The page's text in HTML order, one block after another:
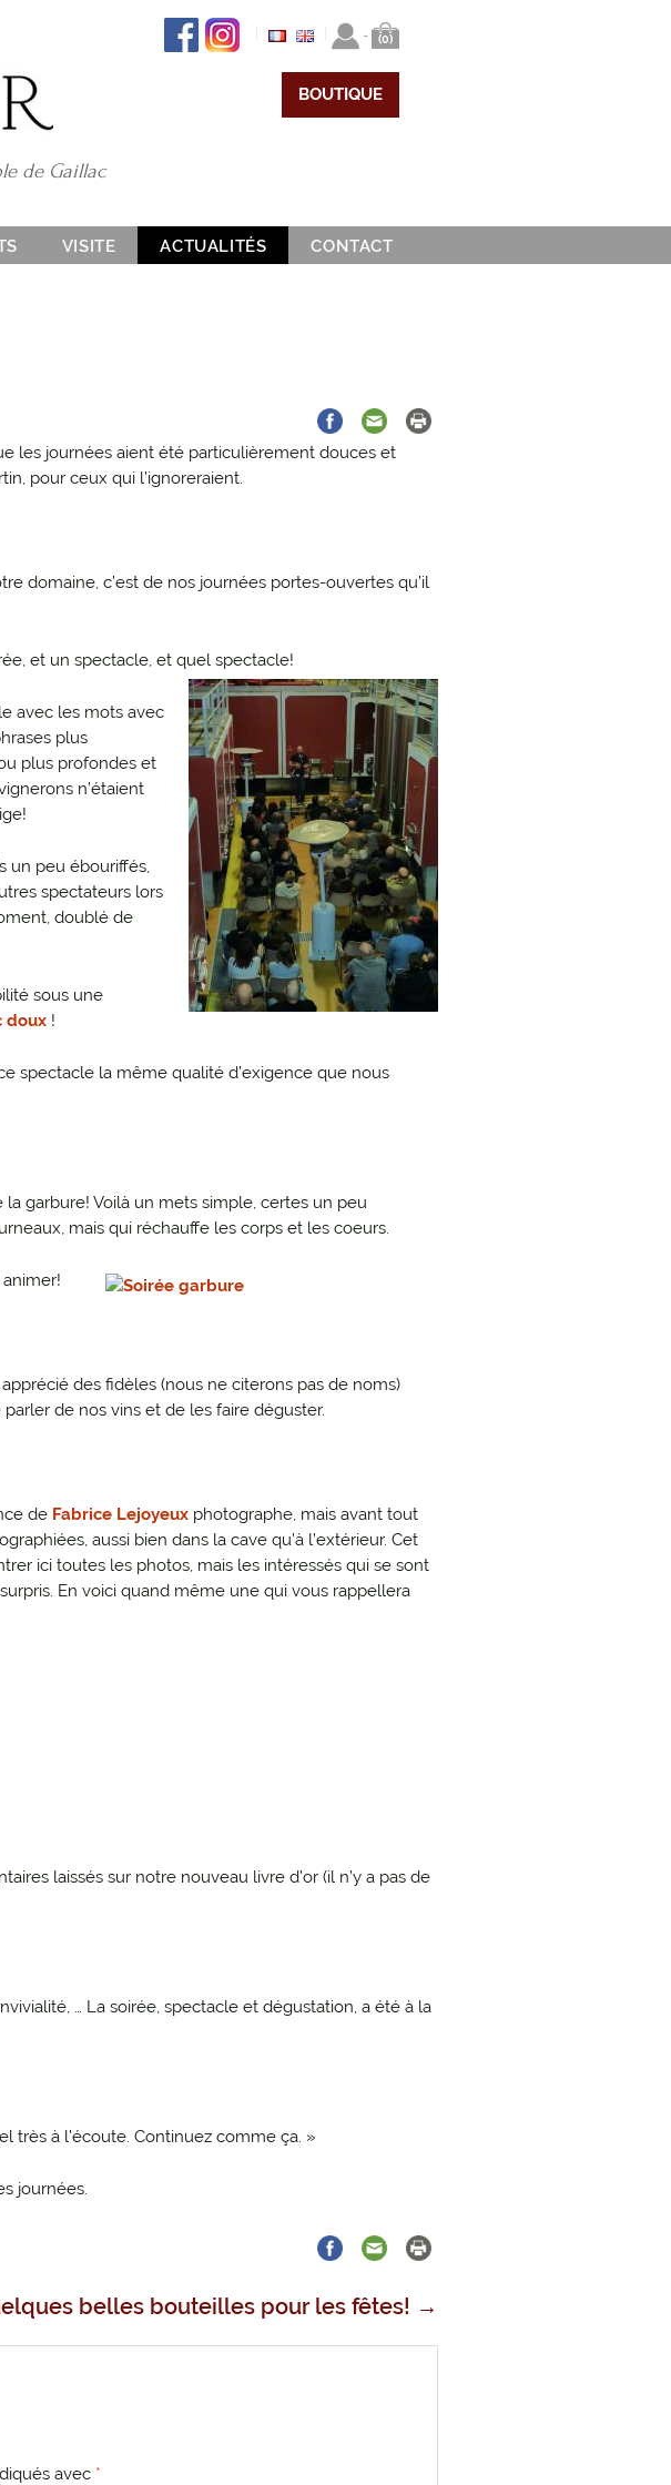
de Gaillac
- (0)
BOUTIQUE
:
:
VISITE
ACTUALITÉS
VENDANGES
VIGNES
CONTACT
les journées aient été particulièrement douces et
pour ceux qui l’ignoreraient.
domaine, c’est de nos journées portes-ouvertes qu’il
et un spectacle, et quel spectacle!
avec les mots avec
plus
plus profondes et
n’étaient
un peu ébouriffés,
spectateurs lors
doublé de
sous une
doux !
spectacle la même qualité d’exigence que nous
garbure! Voilà un mets simple, certes un peu
mais qui réchauffe les corps et les coeurs.
des fidèles (nous ne citerons pas de noms)
de nos vins et de les faire déguster.
de Fabrice Lejoyeux photographe, mais avant tout
aussi bien dans la cave qu’à l’extérieur. Cet
ici toutes les photos, mais les intéressés qui se sont
En voici quand même une qui vous rappellera
laissés sur notre nouveau livre d’or (il n’y a pas de
… La soirée, spectacle et dégustation, a été à la
très à l’écoute. Continuez comme ça. »
journées.
belles bouteilles pour les fêtes! →
avec *